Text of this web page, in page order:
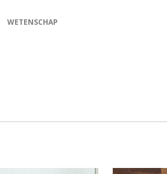
WETENSCHAP